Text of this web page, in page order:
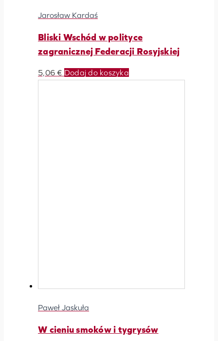
Jarosław Kardaś
Bliski Wschód w polityce
zagranicznej Federacji Rosyjskiej
5,06€ Dodaj do koszyka
Paweł Jaskuła
W cieniu smoków i tygrysów